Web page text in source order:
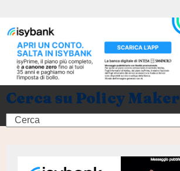
Cerca su Policy Maker
Search